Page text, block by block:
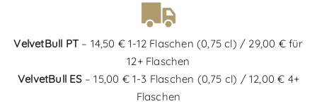
VelvetBull PT – 14,50 € 1-12 Flaschen (0,75 cl) / 29,00 € für
12+ Flaschen
VelvetBull ES– 15,00 € 1-3 Flaschen (0,75 cl) / 12,00 € 4+
Flaschen